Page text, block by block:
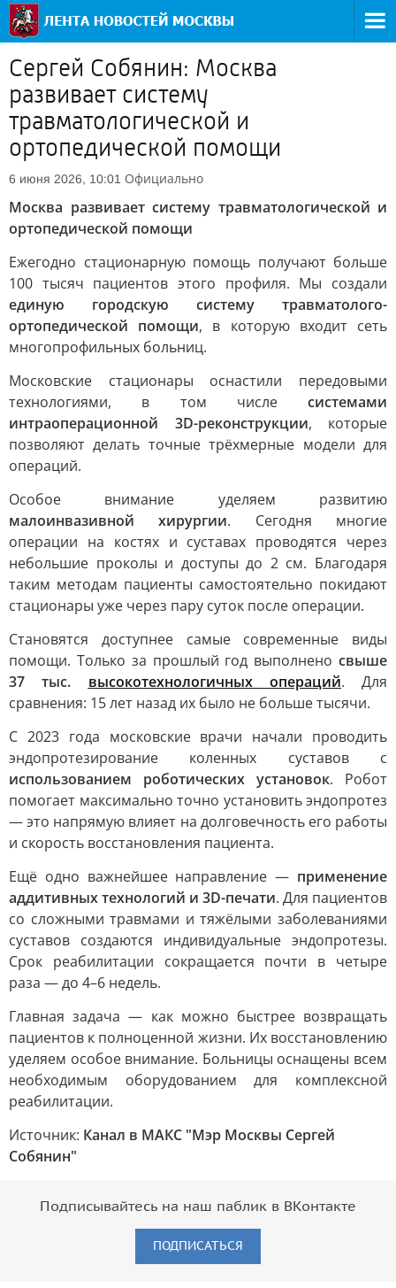
Сергей Собянин: Москва
развивает систему
травматологической и
ортопедической помощи
6 июня 2026, 10:01 Официально
Москва развивает систему травматологической и
ортопедической помощи
Ежегодно стационарную помощь получают больше
100 тысяч пациентов этого профиля. Мы создали
единую городскую систему травматолого-
ортопедической помощи, в которую входит сеть
многопрофильных больниц.
Московские стационары оснастили передовыми
технологиями, в том числе системами
интраоперационной 3D-реконструкции, которые
позволяют делать точные трёхмерные модели для
операций.
Особое внимание уделяем развитию
малоинвазивной хирургии. Сегодня многие
операции на костях и суставах проводятся через
небольшие проколы и доступы до 2 см. Благодаря
таким методам пациенты самостоятельно покидают
стационары уже через пару суток после операции.
Становятся доступнее самые современные виды
помощи. Только за прошлый год выполнено свыше
37 тыс. высокотехнологичных операций. Для
сравнения: 15 лет назад их было не больше тысячи.
С 2023 года московские врачи начали проводить
эндопротезирование коленных суставов с
использованием роботических установок. Робот
помогает максимально точно установить эндопротез
— это напрямую влияет на долговечность его работы
и скорость восстановления пациента.
Ещё одно важнейшее направление — применение
аддитивных технологий и 3D-печати. Для пациентов
со сложными травмами и тяжёлыми заболеваниями
суставов создаются индивидуальные эндопротезы.
Срок реабилитации сокращается почти в четыре
раза — до 4–6 недель.
Главная задача — как можно быстрее возвращать
пациентов к полноценной жизни. Их восстановлению
уделяем особое внимание. Больницы оснащены всем
необходимым оборудованием для комплексной
реабилитации.
Источник: Канал в МАКС "Мэр Москвы Сергей
Собянин"
Подписывайтесь на наш паблик в ВКонтакте
ПОДПИСАТЬСЯ